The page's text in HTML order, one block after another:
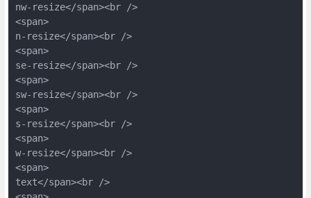
nw-resize</span><br />
<span>
n-resize</span><br />
<span>
se-resize</span><br />
<span>
sw-resize</span><br />
<span>
s-resize</span><br />
<span>
w-resize</span><br />
<span>
text</span><br />